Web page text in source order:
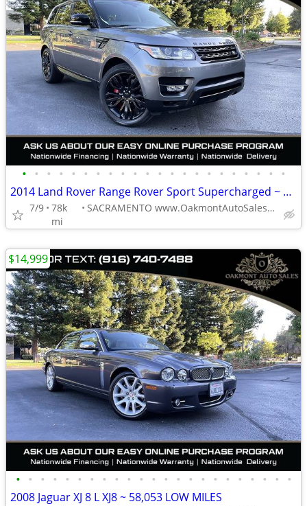
• • • • • • • • • • • • • • • • • • • • • •
2014 Land Rover Range Rover Sport Supercharged ~ ONE OWNER
7/9 78k
mi
SACRAMENTO www.OakmontAutoSales.com
• • • • • • • • • • • • • • • • • • • • • • •
2008 Jaguar XJ 8 L XJ8 ~ 58,053 LOW MILES
$14,999